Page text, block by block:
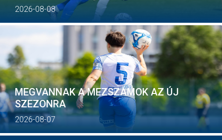
KLUB
GALÉRIA
SZURKOLÓI ÉLMÉNYEK
SAJTÓ
2026-08-08
MEGVANNAK A MEZSZÁMOK AZ ÚJ
SZEZONRA
2026-08-07